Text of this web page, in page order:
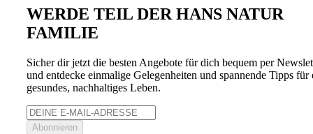
WERDE TEIL DER HANS NATUR
FAMILIE
Sicher dir jetzt die besten Angebote für dich bequem per
und entdecke einmalige Gelegenheiten und spannende Tipps für
gesundes, nachhaltiges Leben.
Abonnieren